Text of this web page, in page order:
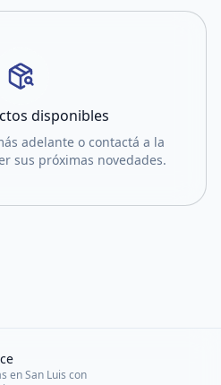
disponibles
adelante o contactá a la
sus próximas novedades.
en San Luis con